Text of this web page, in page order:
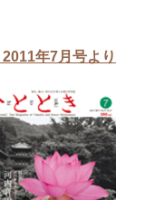
年7月号より